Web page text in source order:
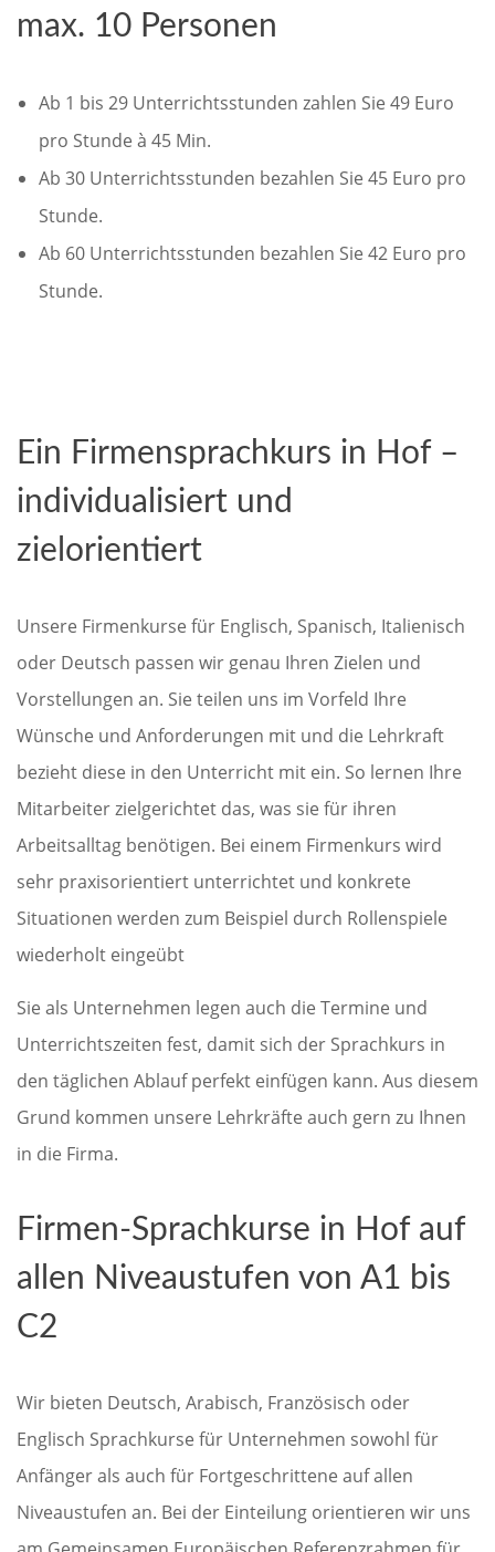
max. 10 Personen
Ab 1 bis 29 Unterrichtsstunden zahlen Sie 49 Euro
pro Stunde à 45 Min.
Ab 30 Unterrichtsstunden bezahlen Sie 45 Euro pro
Stunde.
Ab 60 Unterrichtsstunden bezahlen Sie 42 Euro pro
Stunde.
Ein Firmensprachkurs in Hof –
individualisiert und
zielorientiert
Unsere Firmenkurse für Englisch, Spanisch, Italienisch
oder Deutsch passen wir genau Ihren Zielen und
Vorstellungen an. Sie teilen uns im Vorfeld Ihre
Wünsche und Anforderungen mit und die Lehrkraft
bezieht diese in den Unterricht mit ein. So lernen Ihre
Mitarbeiter zielgerichtet das, was sie für ihren
Arbeitsalltag benötigen. Bei einem Firmenkurs wird
sehr praxisorientiert unterrichtet und konkrete
Situationen werden zum Beispiel durch Rollenspiele
wiederholt eingeübt
Sie als Unternehmen legen auch die Termine und
Unterrichtszeiten fest, damit sich der Sprachkurs in
den täglichen Ablauf perfekt einfügen kann. Aus diesem
Grund kommen unsere Lehrkräfte auch gern zu Ihnen
in die Firma.
Firmen-Sprachkurse in Hof auf
allen Niveaustufen von A1 bis
C2
Wir bieten Deutsch, Arabisch, Französisch oder
Englisch Sprachkurse für Unternehmen sowohl für
Anfänger als auch für Fortgeschrittene auf allen
Niveaustufen an. Bei der Einteilung orientieren wir uns